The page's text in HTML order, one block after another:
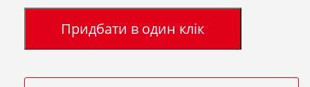
Придбати в один клік